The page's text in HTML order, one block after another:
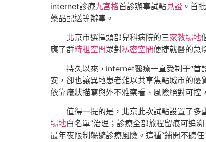
internet診療九宮格首診辦事試點見證 。首
藥品配送等辦事。
北京市選擇頭部兒科病院的三家教場地
應了群時租空間眾對私密空間便捷就醫的急
持久以來，internet醫療一直受制于“首
安，卻也讓異地患者難以共享焦點城市的
依靠癥狀描寫與外不雅察看、風險絕對可控
值得一提的是，北京此次試點設置了多
場地白名單”治理；診療全部旅程留痕可追
最年夜限制躲避診療風險。這種“鋪開不聽任